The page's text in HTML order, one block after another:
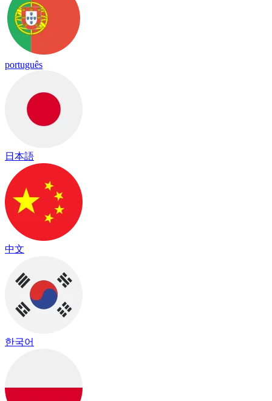
português
日本語
中文
한국어